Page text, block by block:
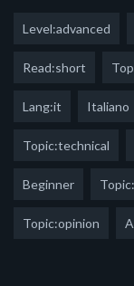
Level:advanced
Read:short
Lang:it Italiano
Topic:technical
Beginner
Topic:opinion